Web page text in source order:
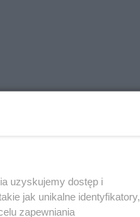
się w
uzyskujemy dostęp i
jak unikalne identyfikatory,
zapewniania